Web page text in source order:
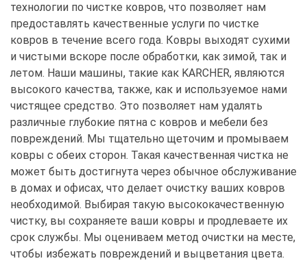
технологии по чистке ковров, что позволяет нам
предоставлять качественные услуги по чистке
ковров в течение всего года. Ковры выходят сухими
и чистыми вскоре после обработки, как зимой, так и
летом. Наши машины, такие как KARCHER, являются
высокого качества, также, как и используемое нами
чистящее средство. Это позволяет нам удалять
различные глубокие пятна с ковров и мебели без
повреждений. Мы тщательно щеточим и промываем
ковры с обеих сторон. Такая качественная чистка не
может быть достигнута через обычное обслуживание
в домах и офисах, что делает очистку ваших ковров
необходимой. Выбирая такую высококачественную
чистку, вы сохраняете ваши ковры и продлеваете их
срок службы. Мы оцениваем метод очистки на месте,
чтобы избежать повреждений и выцветания цвета.